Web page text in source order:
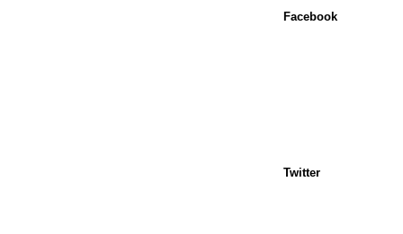
Facebook
Twitter